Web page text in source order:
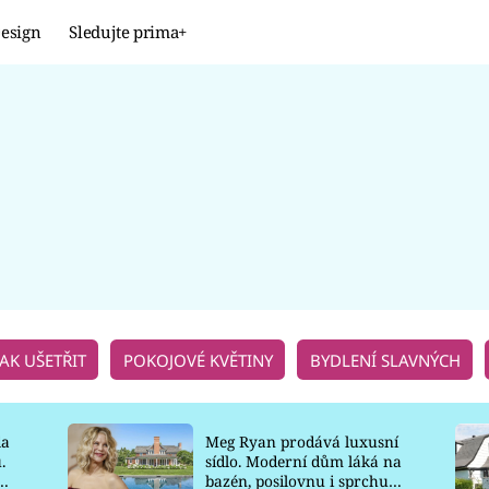
Sledujte prima+
UŠETŘIT POKOJOVÉ KVĚTINY BYDLENÍ SLAVNÝCH
Meg Ryan prodává luxusní
sídlo. Moderní dům láká na
bazén, posilovnu i sprchu